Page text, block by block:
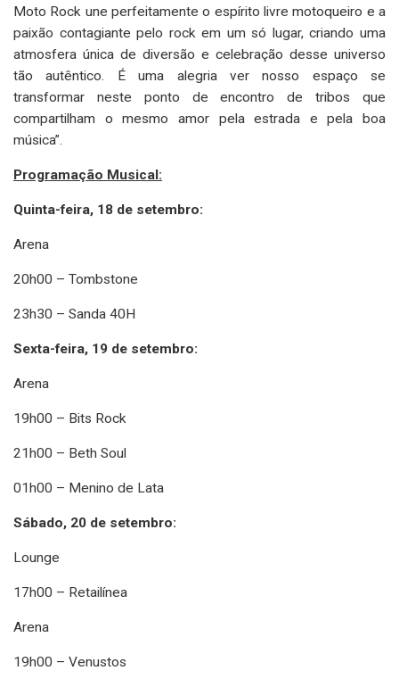
Moto Rock une perfeitamente o espírito livre motoqueiro e a
paixão contagiante pelo rock em um só lugar, criando uma
atmosfera única de diversão e celebração desse universo
tão autêntico. É uma alegria ver nosso espaço se
transformar neste ponto de encontro de tribos que
compartilham o mesmo amor pela estrada e pela boa
música”.
Programação Musical:
Quinta-feira, 18 de setembro:
Arena
20h00 – Tombstone
23h30 – Sanda 40H
Sexta-feira, 19 de setembro:
Arena
19h00 – Bits Rock
21h00 – Beth Soul
01h00 – Menino de Lata
Sábado, 20 de setembro:
Lounge
17h00 – Retailínea
Arena
19h00 – Venustos